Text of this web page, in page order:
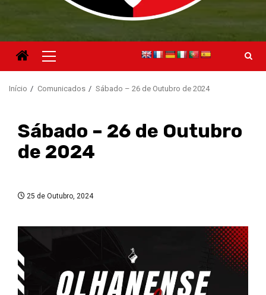
Menu
principal
Início Comunicados Sábado – 26 de Outubro de 2024
Sábado – 26 de Outubro
de 2024
25 de Outubro, 2024